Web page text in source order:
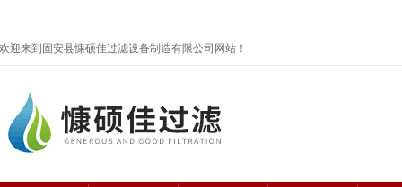
欢迎来到固安县慷硕佳过滤设备制造有限公司网站！